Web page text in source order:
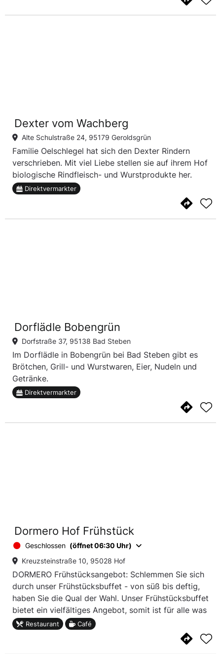
Dexter vom Wachberg
Alte Schulstraße 24, 95179 Geroldsgrün
Familie Oelschlegel hat sich den Dexter Rindern
verschrieben. Mit viel Liebe stellen sie auf ihrem Hof
biologische Rindfleisch- und Wurstprodukte her.
Direktvermarkter
Dorflädle Bobengrün
Dorfstraße 37, 95138 Bad Steben
Im Dorflädle in Bobengrün bei Bad Steben gibt es
Brötchen, Grill- und Wurstwaren, Eier, Nudeln und
Getränke.
Direktvermarkter
Dormero Hof Frühstück
Geschlossen (öffnet 06:30 Uhr)
Kreuzsteinstraße 10, 95028 Hof
DORMERO Frühstücksangebot: Schlemmen Sie sich
durch unser Frühstücksbuffet - von süß bis deftig,
haben Sie die Qual der Wahl. Unser Frühstücksbuffet
bietet ein vielfältiges Angebot, somit ist für alle was
leckeres dabei.
Restaurant Café